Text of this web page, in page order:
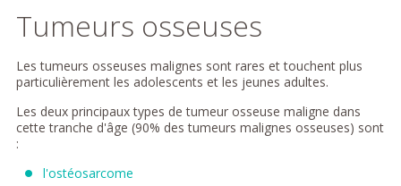
Tumeurs osseuses
Les tumeurs osseuses malignes sont rares et touchent plus
particulièrement les adolescents et les jeunes adultes.
Les deux principaux types de tumeur osseuse maligne dans
cette tranche d'âge (90% des tumeurs malignes osseuses) sont
:
l'ostéosarcome